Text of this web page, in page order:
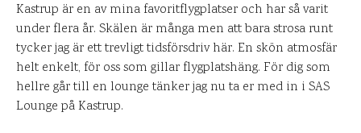
Kastrup är en av mina favoritflygplatser och har så varit
under flera år. Skälen är många men att bara strosa runt
tycker jag är ett trevligt tidsförsdriv här. En skön atmosfär
helt enkelt, för oss som gillar flygplatshäng. För dig som
hellre går till en lounge tänker jag nu ta er med in i SAS
Lounge på Kastrup.